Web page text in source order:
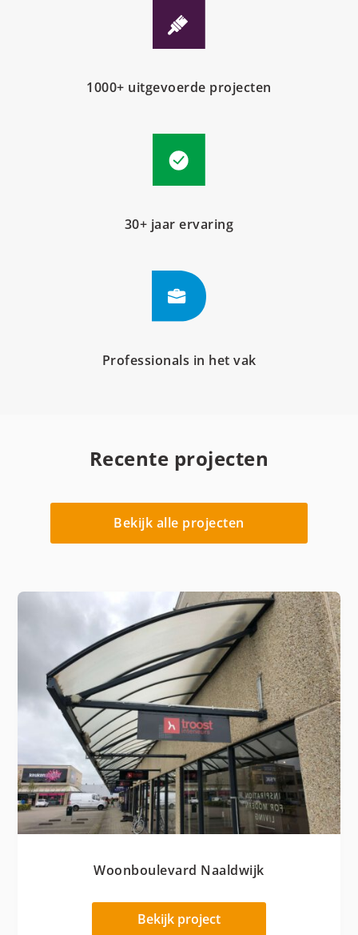
1000+ uitgevoerde projecten
30+ jaar ervaring
Professionals in het vak
Recente projecten
Bekijk alle projecten
Woonboulevard Naaldwijk
Bekijk project